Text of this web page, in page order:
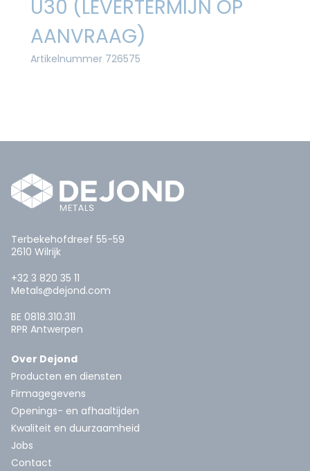
U30 (LEVERTERMIJN OP
AANVRAAG)
Artikelnummer 726575
Terbekehofdreef 55-59
2610 Wilrijk
+32 3 820 35 11
Metals@dejond.com
BE 0818.310.311
RPR Antwerpen
Over Dejond
Producten en diensten
Firmagegevens
Openings- en afhaaltijden
Kwaliteit en duurzaamheid
Jobs
Contact